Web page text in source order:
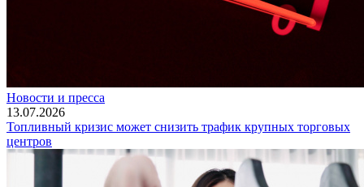
Новости и пресса
13.07.2026
Топливный кризис может снизить трафик крупных торговых
центров